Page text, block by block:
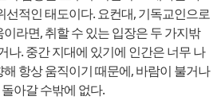
선적인 태도이다. 요컨대, 기독교인으로
라면, 취할 수 있는 입장은 두 가지밖
나. 중간 지대에 있기에 인간은 너무 나
항상 움직이기 때문에, 바람이 불거나
아갈 수밖에 없다.